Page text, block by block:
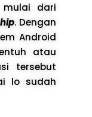
mulai dari
. Dengan
Android
atau
tersebut
lo sudah